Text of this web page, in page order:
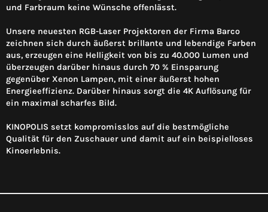
und Farbraum keine Wünsche offenlässt.
Unsere neuesten RGB-Laser Projektoren der Firma Barco
zeichnen sich durch äußerst brillante und lebendige Farben
aus, erzeugen eine Helligkeit von bis zu 40.000 Lumen und
überzeugen darüber hinaus durch 70 % Einsparung
gegenüber Xenon Lampen, mit einer äußerst hohen
Energieeffizienz. Darüber hinaus sorgt die 4K Auflösung für
ein maximal scharfes Bild.
KINOPOLIS setzt kompromisslos auf die bestmögliche
Qualität für den Zuschauer und damit auf ein beispielloses
Kinoerlebnis.